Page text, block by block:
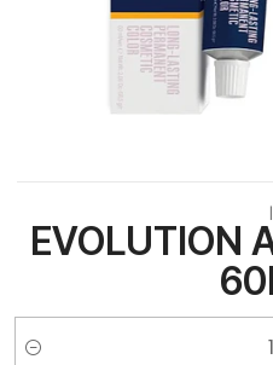
EVOLUTION
Cantidad